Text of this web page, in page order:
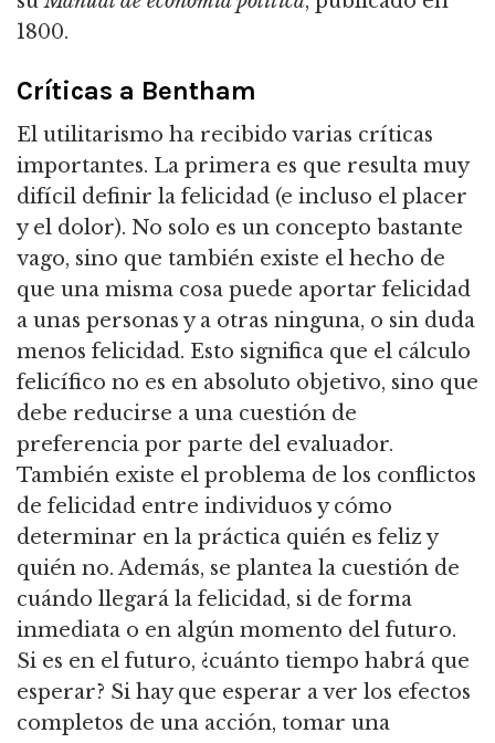
1800.
Críticas a Bentham
El utilitarismo ha recibido varias críticas
importantes. La primera es que resulta muy
difícil definir la felicidad (e incluso el placer
y el dolor). No solo es un concepto bastante
vago, sino que también existe el hecho de
que una misma cosa puede aportar felicidad
a unas personas y a otras ninguna, o sin duda
menos felicidad. Esto significa que el cálculo
felicífico no es en absoluto objetivo, sino que
debe reducirse a una cuestión de
preferencia por parte del evaluador.
También existe el problema de los conflictos
de felicidad entre individuos y cómo
determinar en la práctica quién es feliz y
quién no. Además, se plantea la cuestión de
cuándo llegará la felicidad, si de forma
inmediata o en algún momento del futuro.
Si es en el futuro, ¿cuánto tiempo habrá que
esperar? Si hay que esperar a ver los efectos
completos de una acción, tomar una